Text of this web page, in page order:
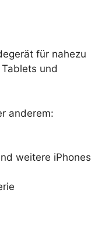
für nahezu
und
anderem:
weitere iPhones